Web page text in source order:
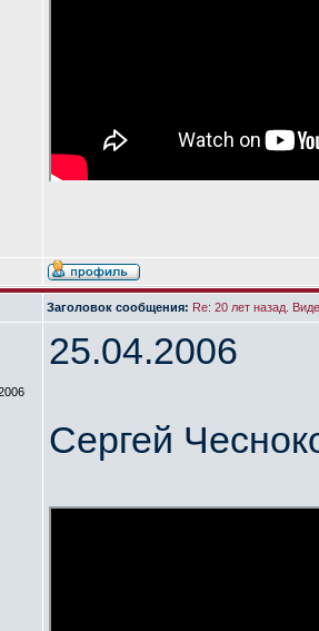
Заголовок сообщения: Re: 20 лет назад.
25.04.2006
Сергей